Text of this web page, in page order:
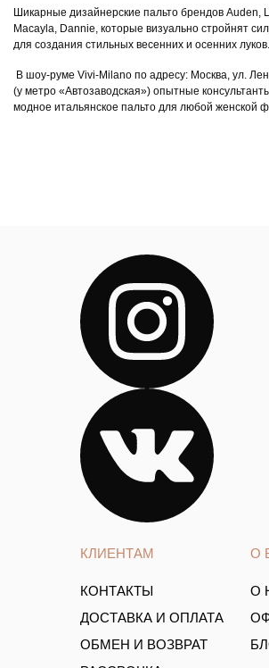
Шикарные дизайнерские пальто брендов Auden,
Macayla, Dannie, которые визуально стройнят
для создания стильных весенних и осенних луков.
В шоу-руме Vivi-Milano по адресу: Москва, ул.
(у метро «Автозаводская») опытные
модное итальянское пальто для любой женской
КЛИЕНТАМ
КОНТАКТЫ
ДОСТАВКА И ОПЛАТА
ОБМЕН И ВОЗВРАТ
О
О